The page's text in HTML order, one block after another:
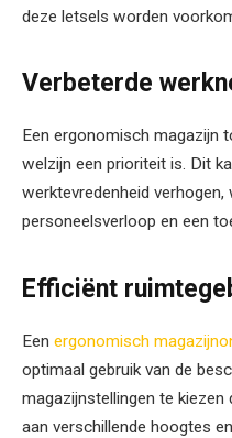
deze letsels worden
Verbeterde
Een ergonomisch magazijn
welzijn een prioriteit is. Dit
werktevredenheid
personeelsverloop en een
Efficiënt
Een ergonomisch
optimaal gebruik van de
magazijnstellingen te kiezen
aan verschillende hoogtes